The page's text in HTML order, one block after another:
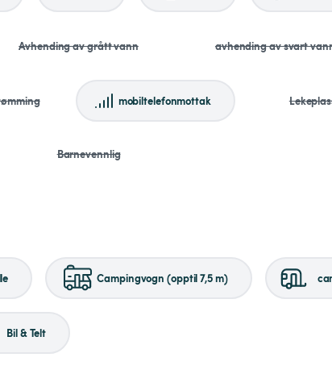
Avhending av grått vann avhending av svart
mobiltelefonmottak
Barnevennlig
Campingvogn (opptil 7,5 m)
Bil & Telt